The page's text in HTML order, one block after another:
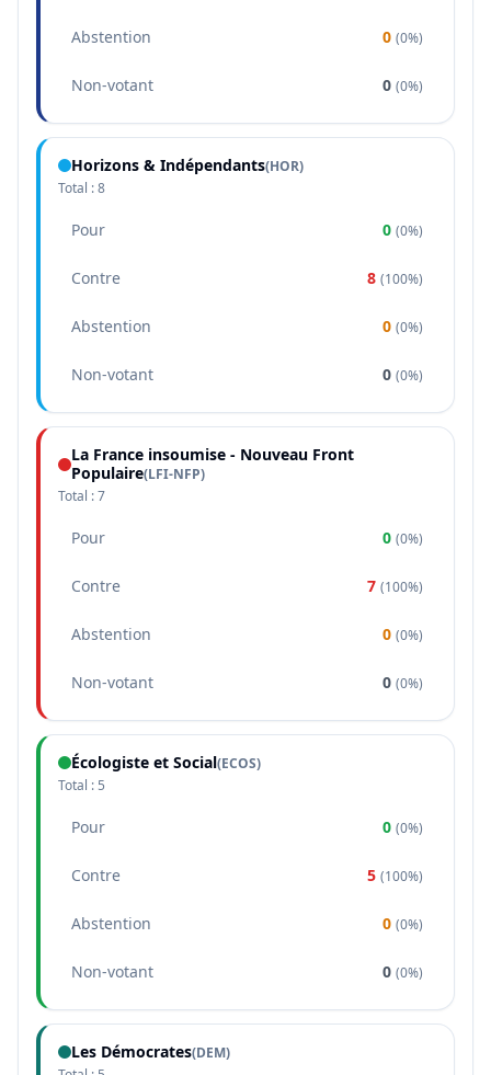
Abstention 0 (0%)
Non-votant 0 (0%)
Horizons & Indépendants(HOR)
Total :8
Pour 0 (0%)
Contre 8 (100%)
Abstention 0 (0%)
Non-votant 0 (0%)
La France insoumise - Nouveau Front
Populaire(LFI-NFP)
Total :7
Pour 0 (0%)
Contre 7 (100%)
Abstention 0 (0%)
Non-votant 0 (0%)
Écologiste et Social(ECOS)
Total : 5
Pour 0 (0%)
Contre 5 (100%)
Abstention 0 (0%)
Non-votant 0 (0%)
Les Démocrates(DEM)